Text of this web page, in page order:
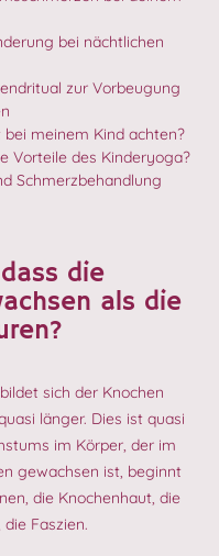
bei nächtlichen
zur Vorbeugung
meinem Kind achten?
Vorteile des Kinderyoga?
Schmerzbehandlung
die
als die
sich der Knochen
länger. Dies ist quasi
im Körper, der im
gewachsen ist, beginnt
die Knochenhaut, die
Faszien.